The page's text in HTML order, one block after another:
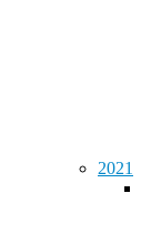
2021